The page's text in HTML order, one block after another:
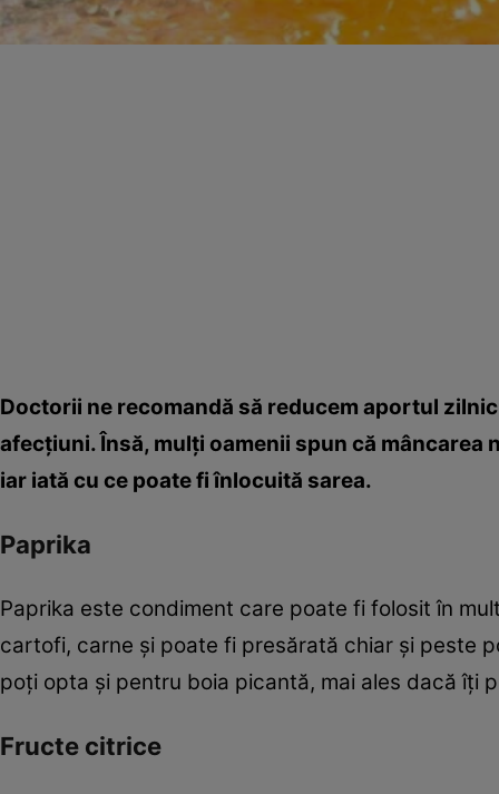
Doctorii ne recomandă să reducem aportul
afecţiuni. Însă, mulţi oamenii spun că
iar iată cu ce poate fi înlocuită sarea.
Paprika
Paprika este condiment care poate fi folosit în
cartofi, carne şi poate fi presărată chiar şi peste
poţi opta şi pentru boia picantă, mai ales dacă îţi
Fructe citrice